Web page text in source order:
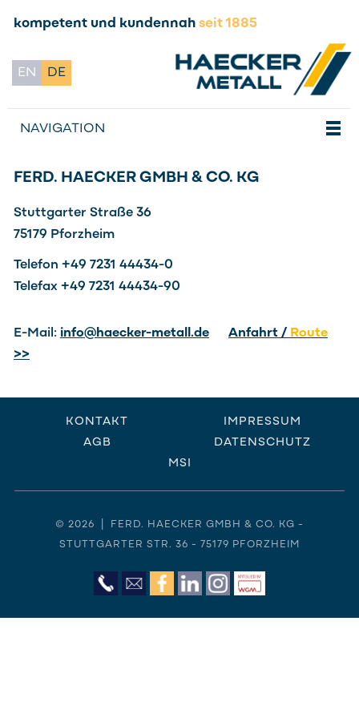
kompetent und kundennahseit 1885
EN DE
NAVIGATION
FERD. HAECKER GMBH & CO. KG
Stuttgarter Straße 36
75179 Pforzheim
Telefon +49 7231 44434-0
Telefax +49 7231 44434-90
E-Mail: nf h ck r-m t ll d Anfahrt / Route
>>
KONTAKT
IMPRESSUM
AGB
DATENSCHUTZ
MSI
© 2026 | FERD. HAECKER GMBH & CO. KG -
STUTTGARTER STR. 36 - 75179 PFORZHEIM